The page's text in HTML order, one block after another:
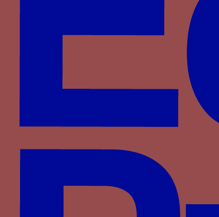
L’écu de Bourbon confondu avec l’écu d’or ? La
devise de la colonne associée au mot ALLEN et